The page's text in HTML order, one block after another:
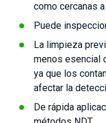
como cercanas
Puede
La limpieza
menos esencial
ya que los
afectar la
De rápida